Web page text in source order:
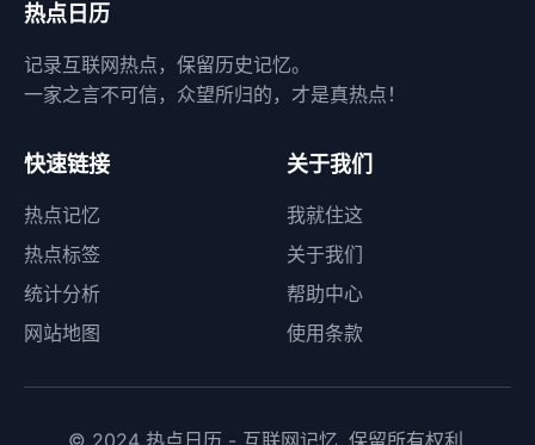
热点日历
记录互联网热点，保留历史记忆。
一家之言不可信，众望所归的，才是真热点！
快速链接
热点记忆
热点标签
统计分析
网站地图
关于我们
我就住这
关于我们
帮助中心
使用条款
© 2024 热点日历 - 互联网记忆. 保留所有权利.